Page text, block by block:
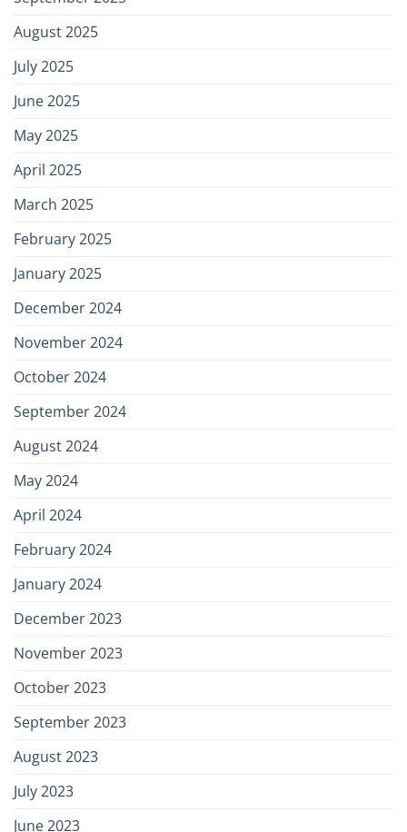
August 2025
July 2025
June 2025
May 2025
April 2025
March 2025
February 2025
January 2025
December 2024
November 2024
October 2024
September 2024
August 2024
May 2024
April 2024
February 2024
January 2024
December 2023
November 2023
October 2023
September 2023
August 2023
July 2023
June 2023